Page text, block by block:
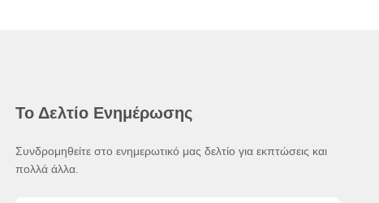
Το Δελτίο Ενημέρωσης
Συνδρομηθείτε στο ενημερωτικό μας δελτίο για εκπτώσεις και
πολλά άλλα.